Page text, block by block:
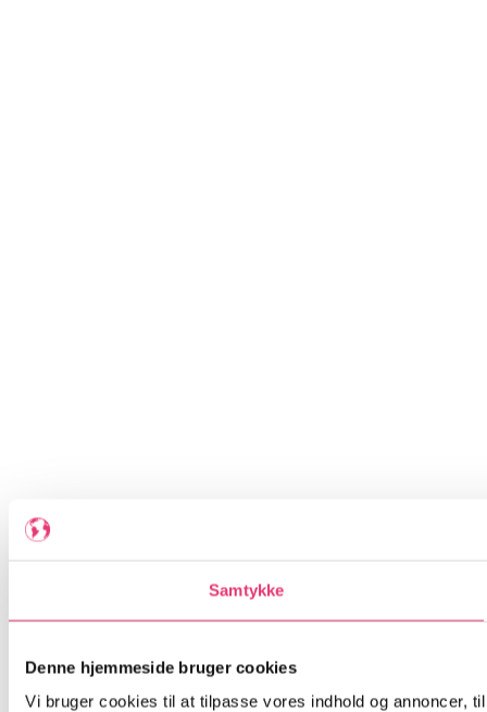
Samtykke
Denne hjemmeside bruger cookies
Vi bruger cookies til at tilpasse vores indhold og annoncer,